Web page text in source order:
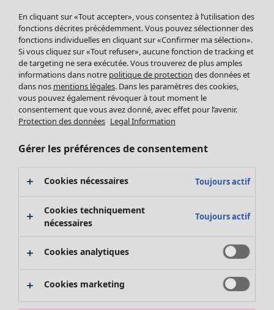
Leggings et collants
Accessoires
Chaussures
Vêtements de bain
Basics
Soldes Mobilier
Bonnes affaires déco
Décoration
Textiles
Tapis
Promos SOLDES
Les promos de Gudrun Sjödén
Nouvel arrivage
Bonnes affaires en soldes - jusqu'à -70
En cliquant sur «Tout accepter», vous consentez à l’utilisation des
fonctions décrites précédemment. Vous pouvez sélectionner des
fonctions individuelles en cliquant sur «Confirmer ma sélection».
Si vous cliquez sur «Tout refuser», aucune fonction de tracking et
de targeting ne sera exécutée. Vous trouverez de plus amples
informations dans notre politique de protection des données et
dans nos mentions légales. Dans les paramètres des cookies,
vous pouvez également révoquer à tout moment le
consentement que vous avez donné, avec effet pour l’avenir.
Protection des données Legal Information
Gérer les préférences de consentement
Cookies nécessaires Toujours actif
Cookies techniquement
nécessaires
Toujours actif
Cookies analytiques
Cookies marketing